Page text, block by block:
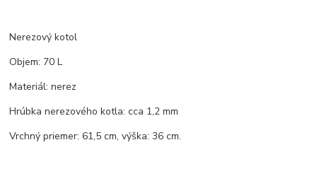
Nerezový kotol
Objem: 70 L
Materiál: nerez
Hrúbka nerezového kotla: cca 1,2 mm
Vrchný priemer: 61,5 cm, výška: 36 cm.